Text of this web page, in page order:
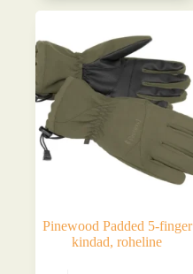
mitu
Valikuid
saab
tootelehel.
Pinewood Padded 5-finger
kindad, roheline